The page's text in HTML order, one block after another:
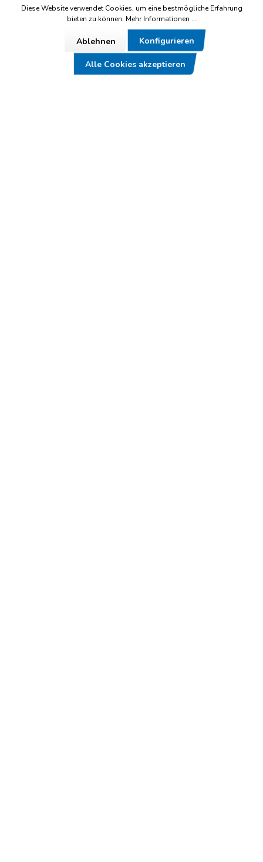
Diese Website verwendet Cookies, um eine bestmögliche Erfahrung
bieten zu können. Mehr Informationen ...
Ablehnen Konfigurieren
Alle Cookies akzeptieren